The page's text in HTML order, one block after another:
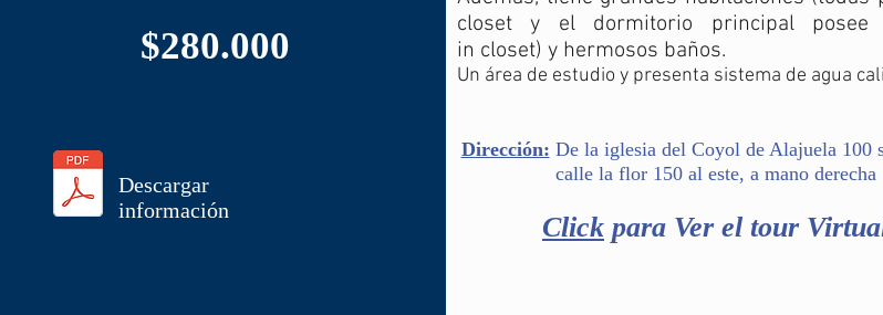
$280.000
Descargar
información
closet y el dormitorio principal
in closet) y hermosos baños.
Un área de estudio y presenta sistema de agua
Dirección: De la iglesia del Coyol de Alajuela 100
calle la flor 150 al este, a mano derecha
Click para Ver el tour